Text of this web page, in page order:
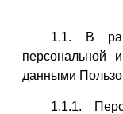
1.1. В
персональной
данными
1.1.1.